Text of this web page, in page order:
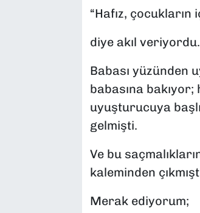
“Hafız,
diye akıl veriyordu.
Babası yüzünden
babasına
uyuşturucuya
gelmişti.
Ve bu
kaleminden
Merak ediyorum;